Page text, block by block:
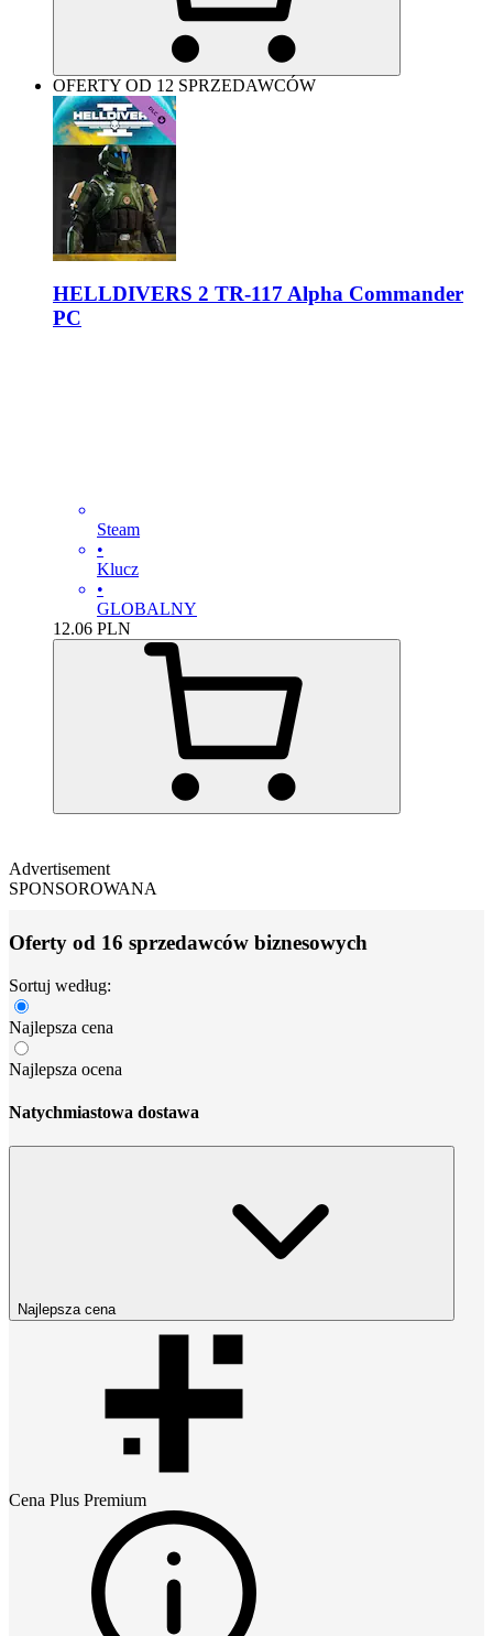
OFERTY OD 12 SPRZEDAWCÓW
HELLDIVERS 2 TR-117 Alpha Commander
PC
Steam
•
Klucz
•
GLOBALNY
12.06 PLN
Advertisement
SPONSOROWANA
Oferty od 16 sprzedawców biznesowych
Sortuj według:
Najlepsza cena
Najlepsza ocena
Natychmiastowa dostawa
Najlepsza cena
Cena Plus Premium